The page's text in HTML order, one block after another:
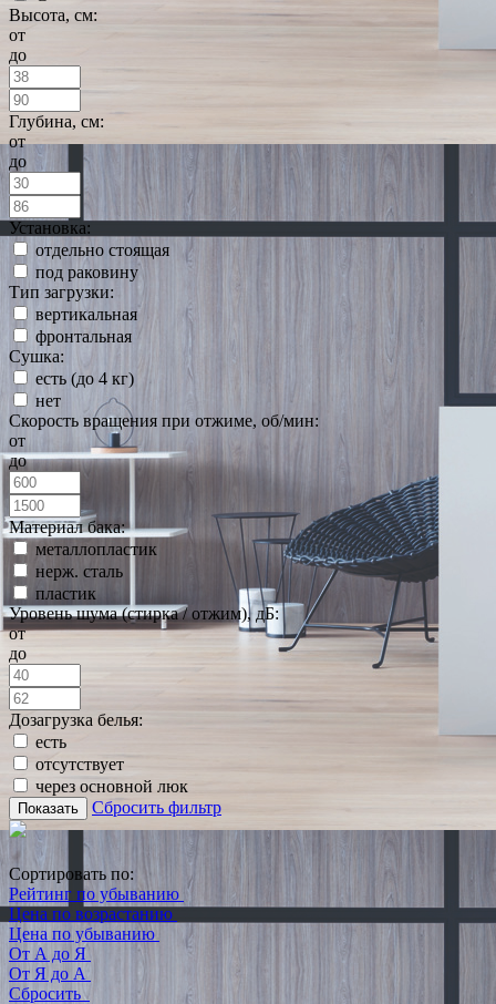
Высота, см:
от
до
Глубина, см:
от
до
Установка:
отдельно стоящая
под раковину
Тип загрузки:
вертикальная
фронтальная
Сушка:
есть (до 4 кг)
нет
Скорость вращения при отжиме, об/мин:
от
до
Материал бака:
металлопластик
нерж. сталь
пластик
Уровень шума (стирка / отжим), дБ:
от
до
Дозагрузка белья:
есть
отсутствует
через основной люк
Показать Сбросить фильтр
Сортировать по:
Рейтинг по убыванию
Цена по возрастанию
Цена по убыванию
От А до Я
От Я до А
Сбросить